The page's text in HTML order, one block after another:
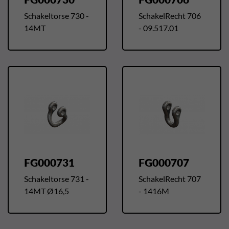
Schakeltorse 730 -
14MT
SchakelRecht 706
- 09.517.01
FG000731
Schakeltorse 731 -
14MT Ø16,5
FG000707
SchakelRecht 707
- 1416M